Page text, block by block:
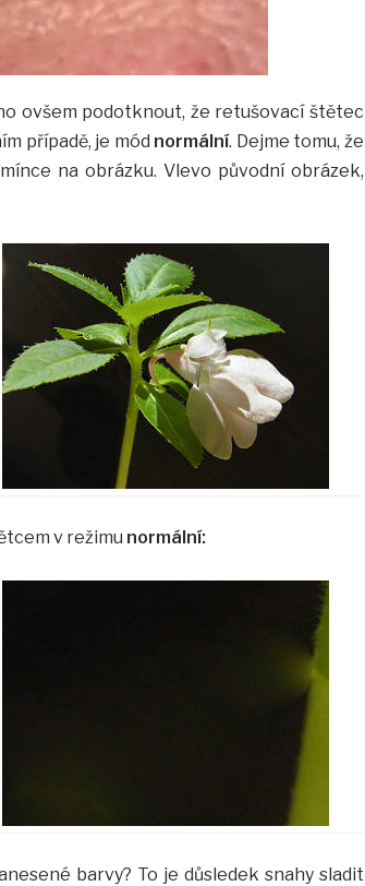
ovšem podotknout, že retušovací štětec
případě, je mód normální. Dejme tomu, že
na obrázku. Vlevo původní obrázek,
v režimu normální:
barvy? To je důsledek snahy sladit